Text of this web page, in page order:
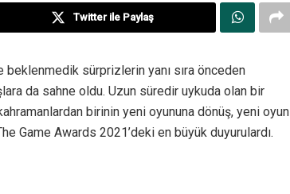
Twitter ile Paylaş
sürprizlerin yanı sıra önceden
da sahne oldu. Uzun süredir uykuda olan bir
birinin yeni oyununa dönüş, yeni oyun
Game Awards 2021’deki en büyük duyurulardı.